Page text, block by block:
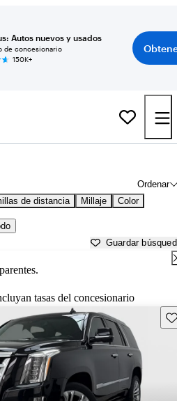
Autos nuevos y usados
de concesionario
150K+
Ordenar
de distancia Millaje Color
Guardar
tasas del concesionario